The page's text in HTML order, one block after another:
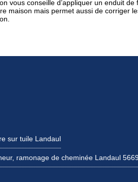
vous conseille d’appliquer un enduit
maison mais permet aussi de corriger
sur tuile Landaul
ramonage de cheminée Landaul